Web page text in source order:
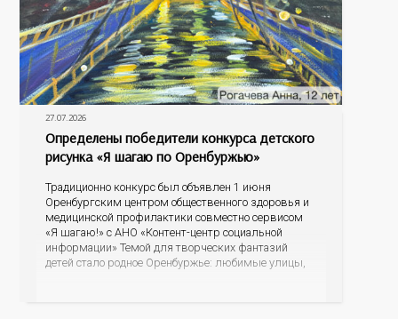
27.07.2026
Определены победители конкурса детского
рисунка «Я шагаю по Оренбуржью»
Традиционно конкурс был объявлен 1 июня
Оренбургским центром общественного здоровья и
медицинской профилактики совместно сервисом
«Я шагаю!» с АНО «Контент-центр социальной
информации» Темой для творческих фантазий
детей стало родное Оренбуржье: любимые улицы,